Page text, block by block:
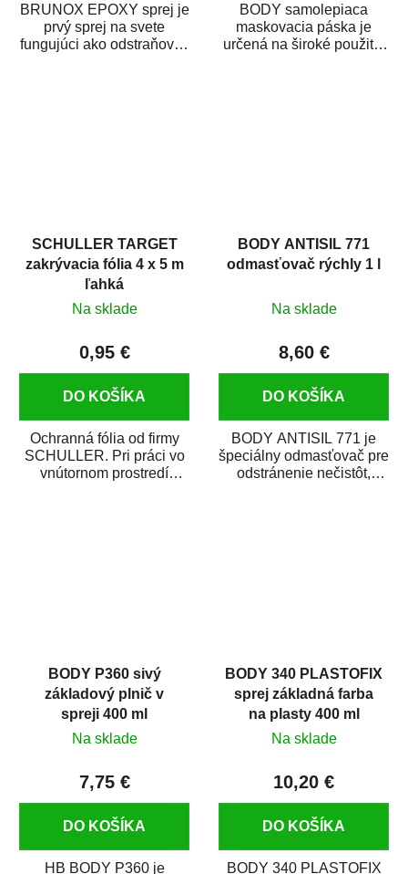
BRUNOX EPOXY sprej je
prvý sprej na svete
fungujúci ako odstraňovač
BODY samolepiaca
maskovacia páska je
určená na široké použitie
SCHULLER TARGET
zakrývacia fólia 4 x 5 m
ľahká
Na sklade
0,95 €
DO KOŠÍKA
Ochranná fólia od firmy
SCHULLER. Pri práci vo
vnútornom prostredí
BODY ANTISIL 771
odmasťovač rýchly 1 l
Na sklade
8,60 €
DO KOŠÍKA
BODY ANTISIL 771 je
špeciálny odmasťovač pre
odstránenie nečistôt,
BODY P360 sivý
základový plnič v
spreji 400 ml
Na sklade
7,75 €
DO KOŠÍKA
HB BODY P360 je
BODY 340 PLASTOFIX
sprej základná farba
na plasty 400 ml
Na sklade
10,20 €
DO KOŠÍKA
BODY 340 PLASTOFIX